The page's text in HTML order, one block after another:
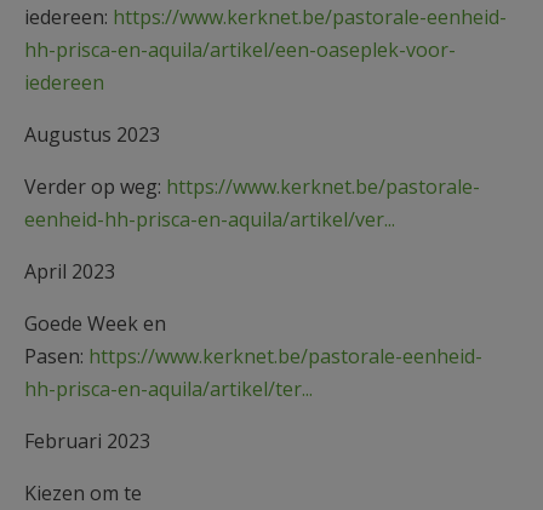
iedereen: https://www.kerknet.be/pastorale-eenheid-
hh-prisca-en-aquila/artikel/een-oaseplek-voor-
iedereen
Augustus 2023
Verder op weg: https://www.kerknet.be/pastorale-
eenheid-hh-prisca-en-aquila/artikel/ver...
April 2023
Goede Week en
Pasen: https://www.kerknet.be/pastorale-eenheid-
hh-prisca-en-aquila/artikel/ter...
Februari 2023
Kiezen om te